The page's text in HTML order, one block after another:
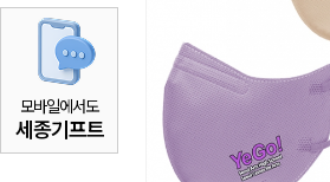
모바일에서도
세종기프트